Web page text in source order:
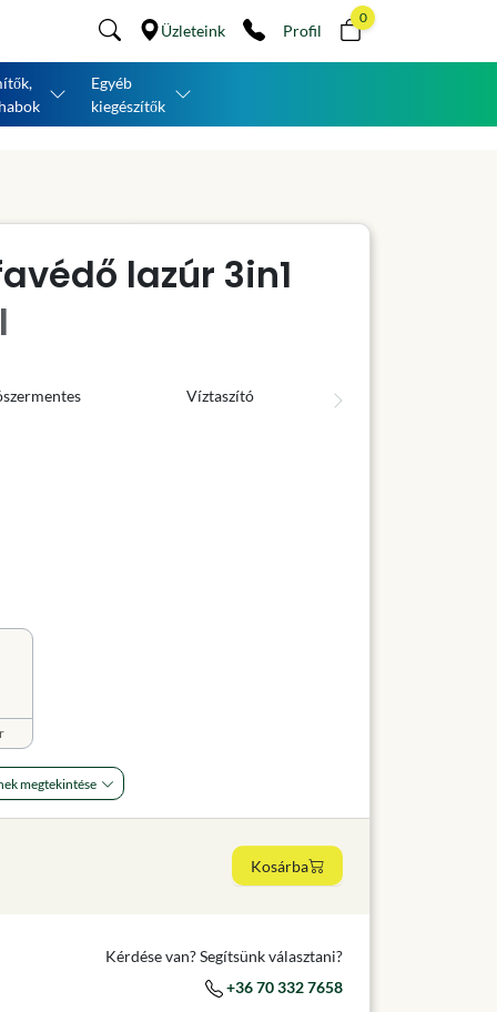
Üzleteink Profil
0
Egyéb
kiegészítők
lazúr 3in1
Víztaszító
megtekintése
Kosárba
Kérdése van? Segítsünk választani?
+36 70 332 7658